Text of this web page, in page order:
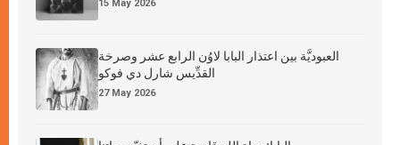
15 May 2026
العبوديَّة بين اعتذار البابا لاوُن الرابع عشر وصرخة
القدِّيس شارل دي فوكو
27 May 2026